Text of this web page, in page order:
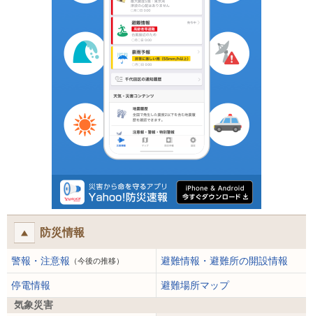
防災情報
警報・注意報 （今後の推移） 避難情報・避難所の開設情報
停電情報
避難場所マップ
気象災害